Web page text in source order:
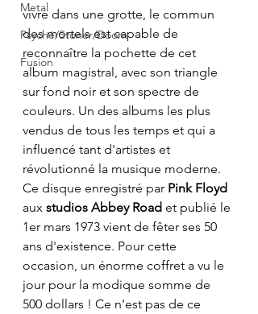
Metal
Psyché/Stoner/Doom
Fusion
vivre dans une grotte, le commun
des mortels est capable de
reconnaître la pochette de cet
album magistral, avec son triangle
sur fond noir et son spectre de
couleurs. Un des albums les plus
vendus de tous les temps et qui a
influencé tant d'artistes et
révolutionné la musique moderne.
Ce disque enregistré par Pink Floyd
aux studios Abbey Road et publié le
1er mars 1973 vient de fêter ses 50
ans d'existence. Pour cette
occasion, un énorme coffret a vu le
jour pour la modique somme de
500 dollars ! Ce n'est pas de ce